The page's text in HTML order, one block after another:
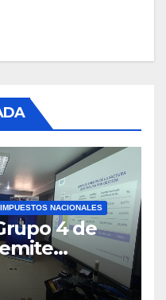
IMPUESTOS NACIONALES
4 de
antes del